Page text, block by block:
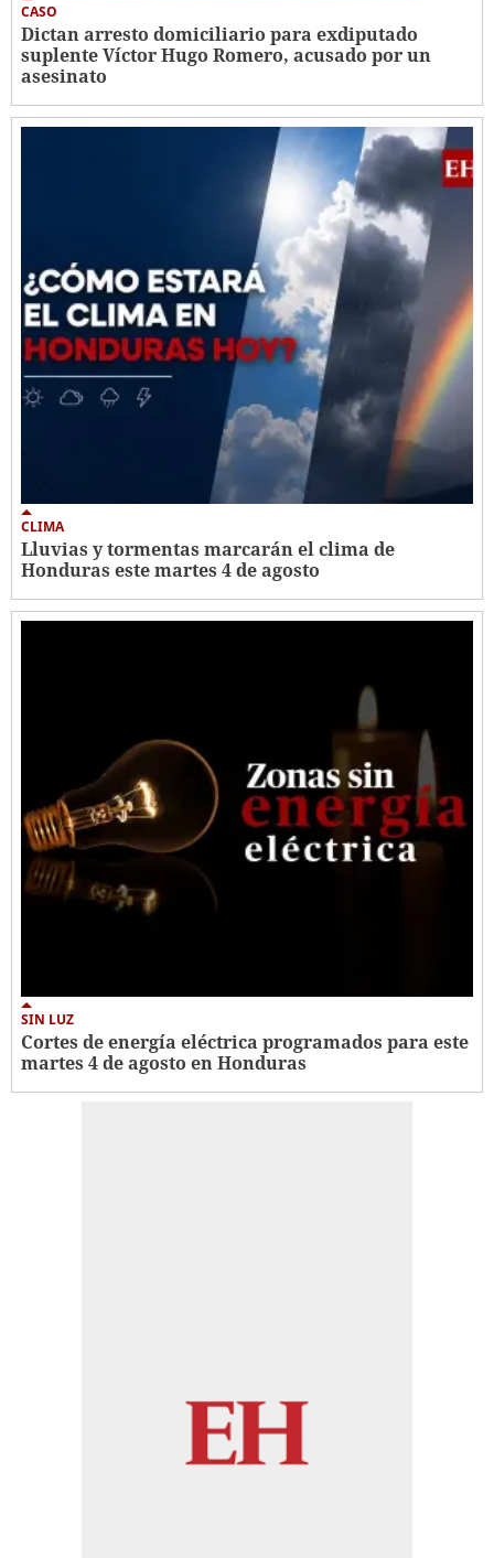
CASO
Dictan arresto domiciliario para exdiputado
suplente Víctor Hugo Romero, acusado por un
asesinato
CLIMA
Lluvias y tormentas marcarán el clima de
Honduras este martes 4 de agosto
SIN LUZ
Cortes de energía eléctrica programados para este
martes 4 de agosto en Honduras